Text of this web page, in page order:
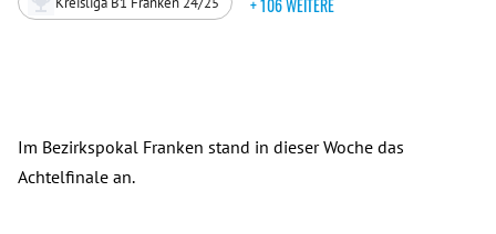
+ 106 WEITERE
Im Bezirkspokal Franken stand in dieser Woche das
Achtelfinale an.